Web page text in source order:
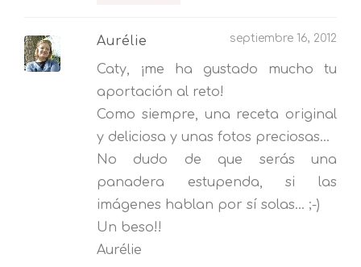
Aurélie septiembre 16, 2012
Caty, ¡me ha gustado mucho tu
aportación al reto!
Como siempre, una receta original
y deliciosa y unas fotos preciosas...
No dudo de que serás una
panadera estupenda, si las
imágenes hablan por sí solas... ;-)
Un beso!!
Aurélie